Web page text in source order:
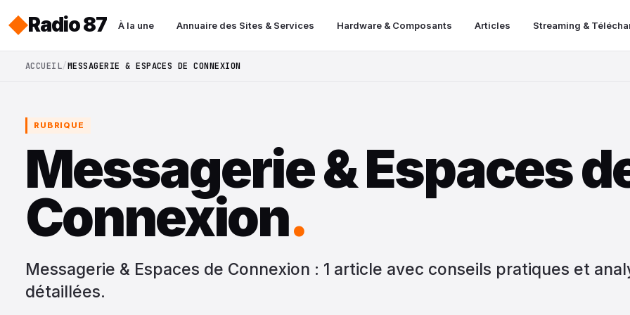
Radio 87 À la une Annuaire des Sites & Services Hardware & Composants Articles Streaming &
ACCUEIL MESSAGERIE & ESPACES DE CONNEXION
RUBRIQUE
Messagerie & Espaces
Connexion.
Messagerie & Espaces de Connexion : 1 article avec conseils pratiques et
détaillées.